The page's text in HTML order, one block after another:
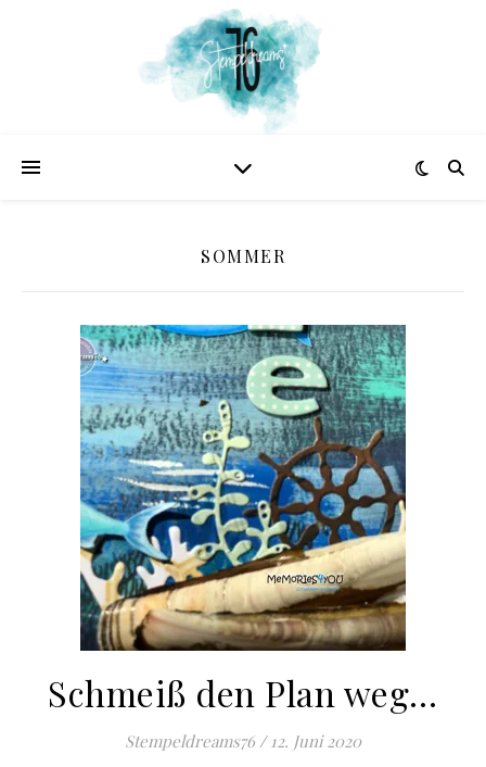
SOMMER
Schmeiß den Plan weg…
Stempeldreams76 / 12. Juni 2020